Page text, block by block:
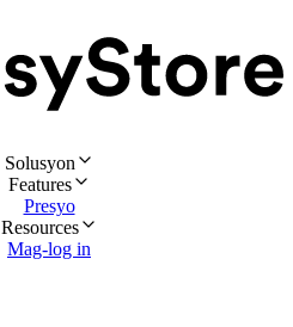
Solusyon
Features
Presyo
Resources
Mag-log in